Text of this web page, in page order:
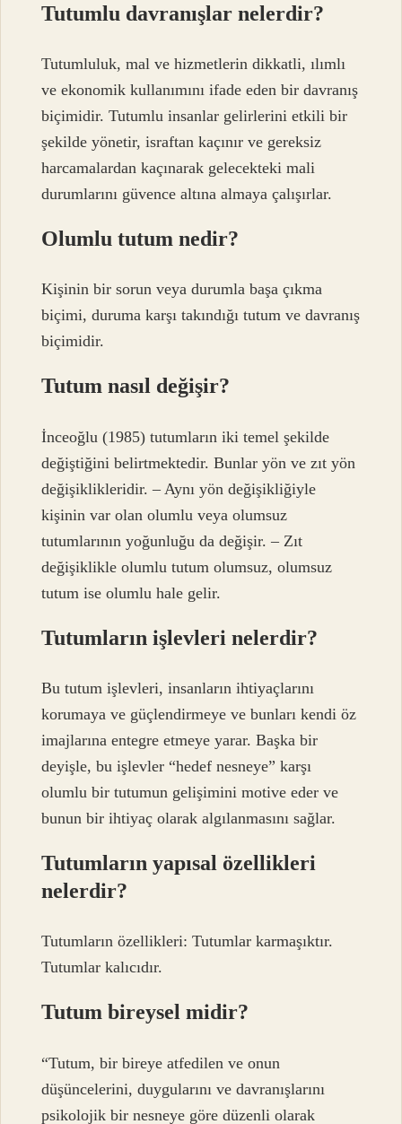
Tutumlu davranışlar nelerdir?
Tutumluluk, mal ve hizmetlerin dikkatli, ılımlı
ve ekonomik kullanımını ifade eden bir davranış
biçimidir. Tutumlu insanlar gelirlerini etkili bir
şekilde yönetir, israftan kaçınır ve gereksiz
harcamalardan kaçınarak gelecekteki mali
durumlarını güvence altına almaya çalışırlar.
Olumlu tutum nedir?
Kişinin bir sorun veya durumla başa çıkma
biçimi, duruma karşı takındığı tutum ve davranış
biçimidir.
Tutum nasıl değişir?
İnceoğlu (1985) tutumların iki temel şekilde
değiştiğini belirtmektedir. Bunlar yön ve zıt yön
değişiklikleridir. – Aynı yön değişikliğiyle
kişinin var olan olumlu veya olumsuz
tutumlarının yoğunluğu da değişir. – Zıt
değişiklikle olumlu tutum olumsuz, olumsuz
tutum ise olumlu hale gelir.
Tutumların işlevleri nelerdir?
Bu tutum işlevleri, insanların ihtiyaçlarını
korumaya ve güçlendirmeye ve bunları kendi öz
imajlarına entegre etmeye yarar. Başka bir
deyişle, bu işlevler “hedef nesneye” karşı
olumlu bir tutumun gelişimini motive eder ve
bunun bir ihtiyaç olarak algılanmasını sağlar.
Tutumların yapısal özellikleri
nelerdir?
Tutumların özellikleri: Tutumlar karmaşıktır.
Tutumlar kalıcıdır.
Tutum bireysel midir?
“Tutum, bir bireye atfedilen ve onun
düşüncelerini, duygularını ve davranışlarını
psikolojik bir nesneye göre düzenli olarak